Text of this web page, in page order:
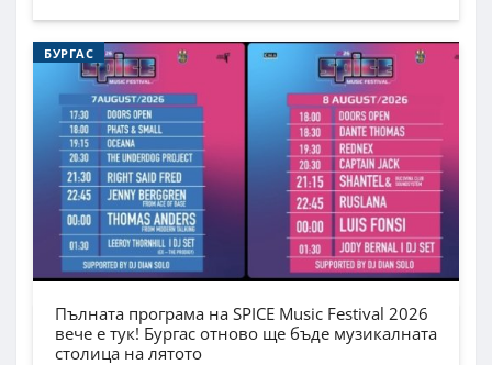
БУРГАС
Пълната програма на SPICE Music Festival 2026
вече е тук! Бургас отново ще бъде музикалната
столица на лятото